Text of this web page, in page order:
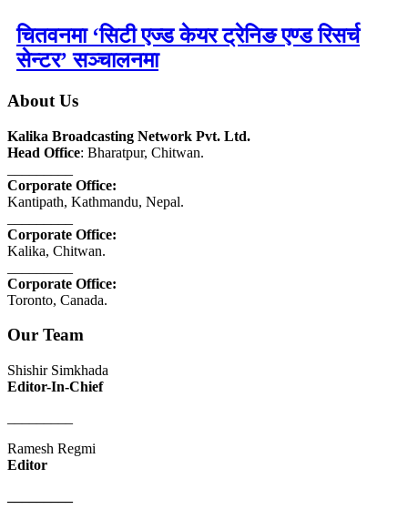
चितवनमा ‘सिटी एज्ड केयर ट्रेनिङ एण्ड रिसर्च
सेन्टर’ सञ्चालनमा
About Us
Kalika Broadcasting Network Pvt. Ltd.
Head Office: Bharatpur, Chitwan.
Corporate Office:
Kantipath, Kathmandu, Nepal.
Corporate Office:
Kalika, Chitwan.
Corporate Office:
Toronto, Canada.
Our Team
Shishir Simkhada
Editor-In-Chief
Ramesh Regmi
Editor